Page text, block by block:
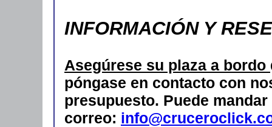
INFORMACIÓN Y
Asegúrese su plaza a bordo
póngase en contacto con
presupuesto. Puede
correo: